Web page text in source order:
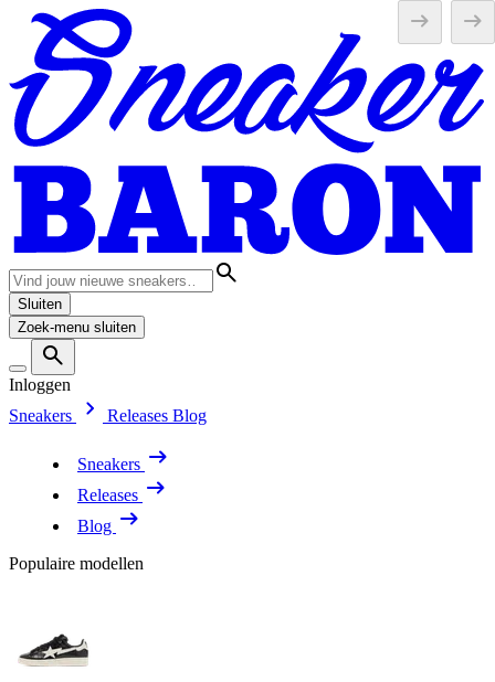
Sluiten
Zoek-menu sluiten
Inloggen
Sneakers
Releases Blog
Sneakers
Releases
Blog
Populaire modellen